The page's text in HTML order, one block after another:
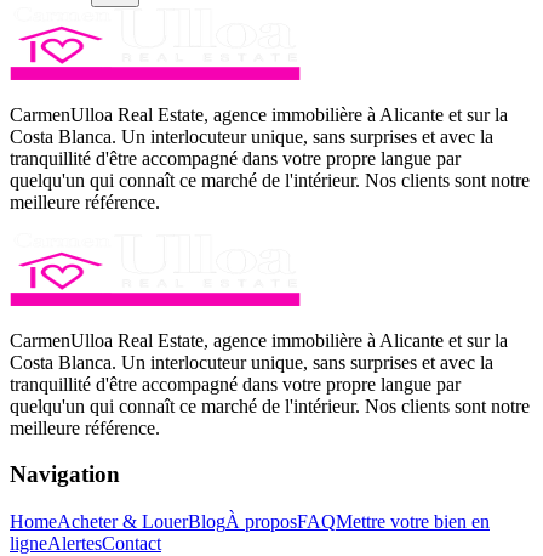
CarmenUlloa Real Estate, agence immobilière à Alicante et sur la
Costa Blanca. Un interlocuteur unique, sans surprises et avec la
tranquillité d'être accompagné dans votre propre langue par
quelqu'un qui connaît ce marché de l'intérieur. Nos clients sont notre
meilleure référence.
CarmenUlloa Real Estate, agence immobilière à Alicante et sur la
Costa Blanca. Un interlocuteur unique, sans surprises et avec la
tranquillité d'être accompagné dans votre propre langue par
quelqu'un qui connaît ce marché de l'intérieur. Nos clients sont notre
meilleure référence.
Navigation
HomeAcheter & LouerBlogÀ proposFAQMettre votre bien en
ligneAlertesContact